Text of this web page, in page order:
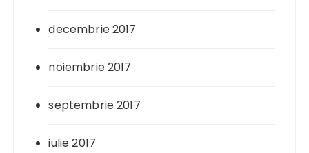
decembrie 2017
noiembrie 2017
septembrie 2017
iulie 2017